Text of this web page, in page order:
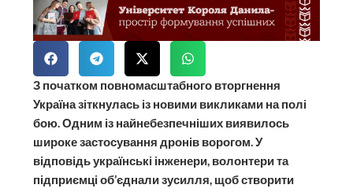
З початком повномасштабного вторгнення
Україна зіткнулась із новими викликами на полі
бою. Одним із найнебезпечніших виявилось
широке застосування дронів ворогом. У
відповідь українські інженери, волонтери та
підприємці об’єднали зусилля, щоб створити